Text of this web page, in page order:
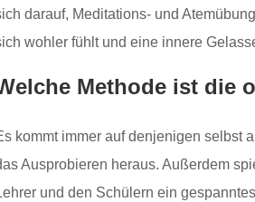
darauf, Meditations- und
wohler fühlt und eine innere
Methode ist die
kommt immer auf denjenigen selbst
Ausprobieren heraus. Außerdem
und den Schülern ein